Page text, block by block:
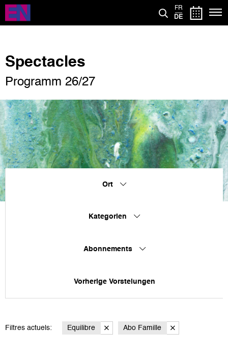
Direkt
zum
Inhalt
FR
DE
Spectacles
Programm 26/27
Ort
Kategorien
Abonnements
Vorherige Vorstelungen
Filtres actuels: Equilibre Abo Famille